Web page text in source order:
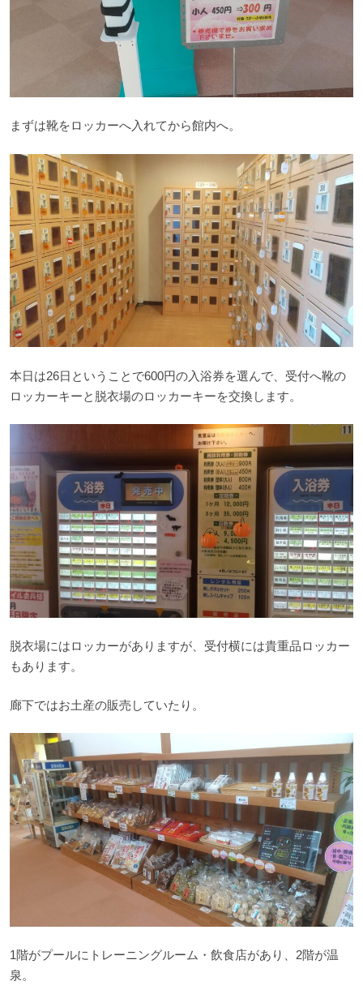
まずは靴をロッカーへ入れてから館内へ。
本日は26日ということで600円の入浴券を選んで、受付へ靴の
ロッカーキーと脱衣場のロッカーキーを交換します。
脱衣場にはロッカーがありますが、受付横には貴重品ロッカー
もあります。
廊下ではお土産の販売していたり。
1階がプールにトレーニングルーム・飲食店があり、2階が温
泉。